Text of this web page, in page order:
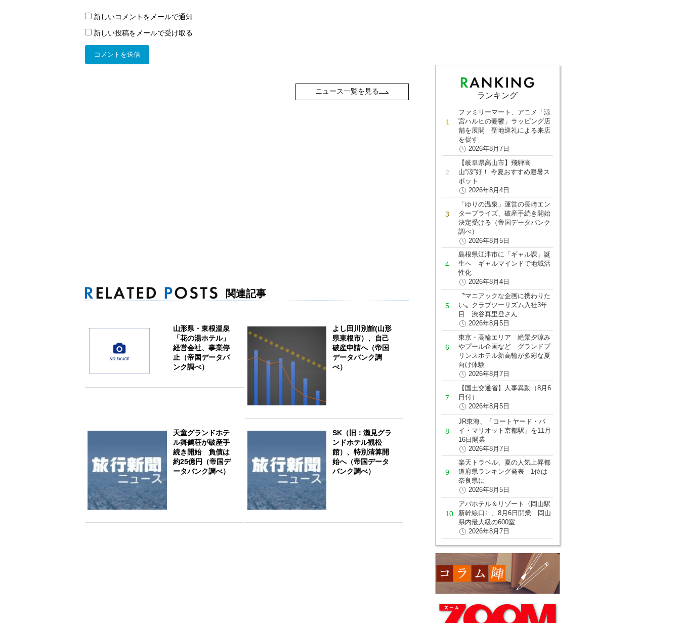
新しいコメントをメールで通知
新しい投稿をメールで受け取る
ニュース一覧を見る
関連記事
山形県・東根温泉
「花の湯ホテル」
経営会社、事業停
止（帝国データバ
ンク調べ）
よし田川別館(山形
県東根市）、自己
破産申請へ（帝国
データバンク調
べ）
天童グランドホテ
ル舞鶴荘が破産手
続き開始 負債は
約25億円（帝国デ
ータバンク調べ）
SK（旧：瀬見グラ
ンドホテル観松
館）、特別清算開
始へ（帝国データ
バンク調べ）
ランキング
ファミリーマート、アニメ「涼
宮ハルヒの憂鬱」ラッピング店
舗を展開 聖地巡礼による来店
を促す
2026年8月7日
【岐阜県高山市】飛騨高
山“涼”好！ 今夏おすすめ避暑ス
ポット
2026年8月4日
「ゆりの温泉」運営の長崎エン
タープライズ、破産手続き開始
決定受ける（帝国データバンク
調べ）
2026年8月5日
島根県江津市に「ギャル課」誕
生へ ギャルマインドで地域活
性化
2026年8月4日
〝マニアックな企画に携わりた
い〟クラブツーリズム入社3年
目 渋谷真里登さん
2026年8月5日
東京・高輪エリア 絶景夕涼み
やプール企画など グランドプ
リンスホテル新高輪が多彩な夏
向け体験
2026年8月7日
【国土交通省】人事異動（8月6
日付）
2026年8月5日
JR東海、「コートヤード・バ
イ・マリオット京都駅」を11月
16日開業
2026年8月7日
楽天トラベル、夏の人気上昇都
道府県ランキング発表 1位は
奈良県に
2026年8月5日
アパホテル＆リゾート〈岡山駅
新幹線口〉、8月6日開業 岡山
県内最大級の600室
2026年8月7日